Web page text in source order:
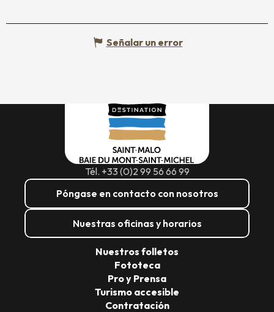
Señalar un error
Tél. +33 (0)2 99 56 66 99
Póngase en contacto con nosotros
Nuestras oficinas y horarios
Nuestros folletos
Fototeca
Pro y Prensa
Turismo accesible
Contratación